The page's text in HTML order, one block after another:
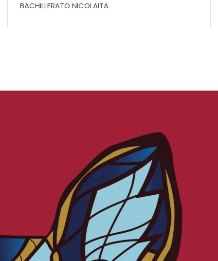
BACHILLERATO NICOLAITA